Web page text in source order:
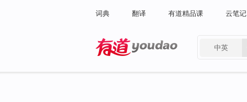
词典 翻译 有道精品课 云笔记
中英